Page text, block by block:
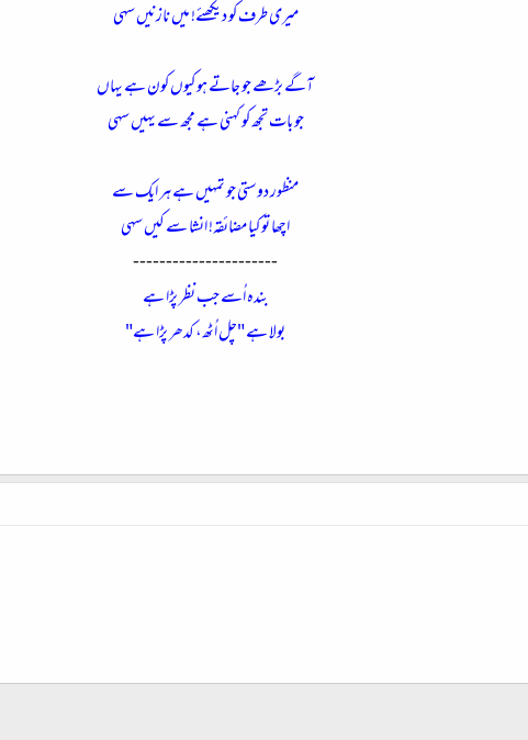
میری طرف کو دیکھئے! میں نازنیں سہی
آگے بڑھے جو جاتے ہو کیوں کون ہے یہاں
جو بات تجھ کو کہنی ہے مجھ سے یہیں سہی
منظور دوستی جو تمہیں ہے ہر ایک سے
اچھا تو کیا مضائقہ! انشا سے کیں سہی
----------------------
بندہ اُسے جب نظر پڑا ہے
بولا ہے "چل اُٹھ، کدھر پڑا ہے"